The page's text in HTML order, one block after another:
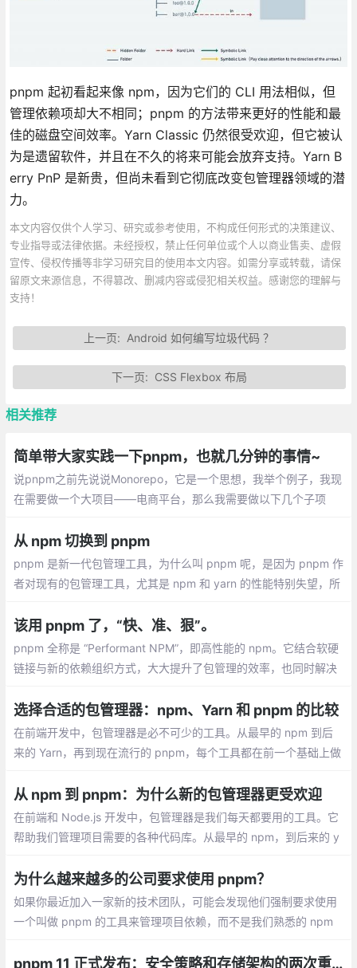
pnpm 起初看起来像 npm，因为它们的 CLI 用法相似，但
管理依赖项却大不相同；pnpm 的方法带来更好的性能和最
佳的磁盘空间效率。Yarn Classic 仍然很受欢迎，但它被认
为是遗留软件，并且在不久的将来可能会放弃支持。Yarn B
erry PnP 是新贵，但尚未看到它彻底改变包管理器领域的潜
力。
本文内容仅供个人学习、研究或参考使用，不构成任何形式的决策建议、
专业指导或法律依据。未经授权，禁止任何单位或个人以商业售卖、虚假
宣传、侵权传播等非学习研究目的使用本文内容。如需分享或转载，请保
留原文来源信息，不得篡改、删减内容或侵犯相关权益。感谢您的理解与
支持！
上一页: Android 如何编写垃圾代码 ？
下一页: CSS Flexbox 布局
相关推荐
简单带大家实践一下pnpm，也就几分钟的事情~
说pnpm之前先说说Monorepo，它是一个思想，我举个例子，我现
在需要做一个大项目——电商平台，那么我需要做以下几个子项
从 npm 切换到 pnpm
pnpm 是新一代包管理工具，为什么叫 pnpm 呢，是因为 pnpm 作
者对现有的包管理工具，尤其是 npm 和 yarn 的性能特别失望，所
该用 pnpm 了，“快、准、狠”。
pnpm 全称是 “Performant NPM”，即高性能的 npm。它结合软硬
链接与新的依赖组织方式，大大提升了包管理的效率，也同时解决
选择合适的包管理器：npm、Yarn 和 pnpm 的比较
在前端开发中，包管理器是必不可少的工具。从最早的 npm 到后
来的 Yarn，再到现在流行的 pnpm，每个工具都在前一个基础上做
适的选择，提升开发效率。
从 npm 到 pnpm：为什么新的包管理器更受欢迎
在前端和 Node.js 开发中，包管理器是我们每天都要用的工具。它
帮助我们管理项目需要的各种代码库。从最早的 npm，到后来的 y
个问题
为什么越来越多的公司要求使用 pnpm？
如果你最近加入一家新的技术团队，可能会发现他们强制要求使用
一个叫做 pnpm 的工具来管理项目依赖，而不是我们熟悉的 npm
点。
pnpm 11 正式发布：安全策略和存储架构的两次重要转向